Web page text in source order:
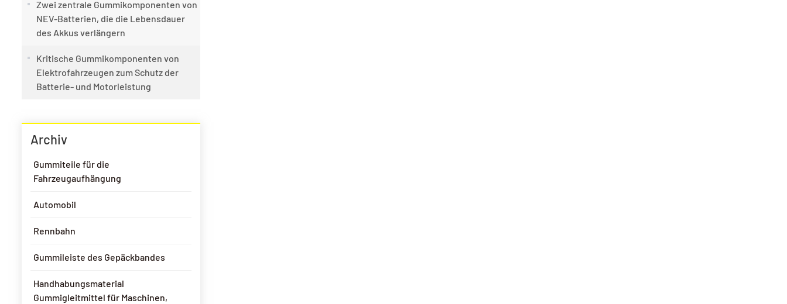
Zwei zentrale Gummikomponenten von
NEV-Batterien, die die Lebensdauer
des Akkus verlängern
Kritische Gummikomponenten von
Elektrofahrzeugen zum Schutz der
Batterie- und Motorleistung
Archiv
Gummiteile für die
Fahrzeugaufhängung
Automobil
Rennbahn
Gummileiste des Gepäckbandes
Handhabungsmaterial
Gummigleitmittel für Maschinen,